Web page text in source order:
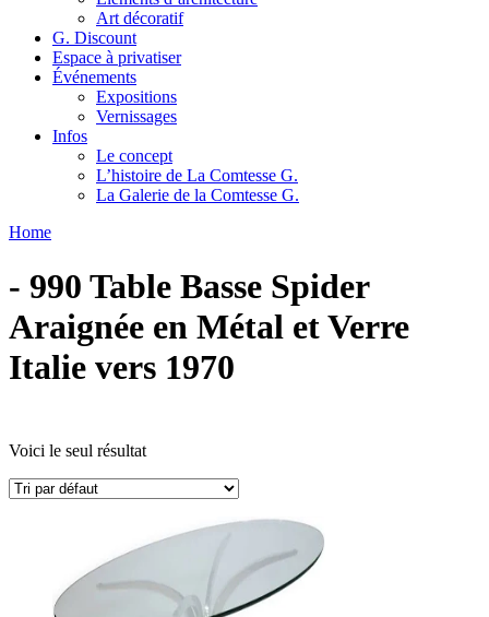
Art décoratif
G. Discount
Espace à privatiser
Événements
Expositions
Vernissages
Infos
Le concept
L’histoire de La Comtesse G.
La Galerie de la Comtesse G.
Home
- 990 Table Basse Spider
Araignée en Métal et Verre
Italie vers 1970
Voici le seul résultat